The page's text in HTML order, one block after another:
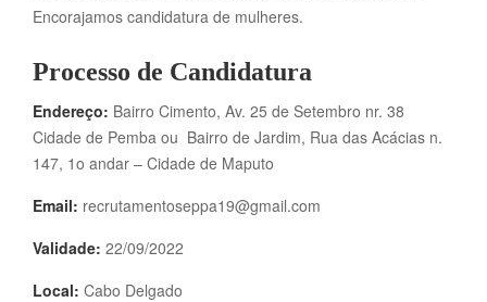
Encorajamos candidatura de mulheres.
Processo de Candidatura
Endereço: Bairro Cimento, Av. 25 de Setembro nr. 38
Cidade de Pemba ou Bairro de Jardim, Rua das Acácias n.
147, 1o andar – Cidade de Maputo
Email: recrutamentoseppa19@gmail.com
Validade: 22/09/2022
Local: Cabo Delgado